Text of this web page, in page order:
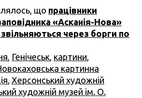
що працівники
«Асканія-Нова»
через борги по
, Генічеськ, картини,
картинна
, Херсонський художній
художній музей ім. О.